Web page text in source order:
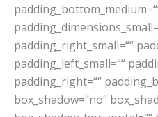
padding_right_small=““
padding_left_small=““
padding_right=““
box_shadow=“no“